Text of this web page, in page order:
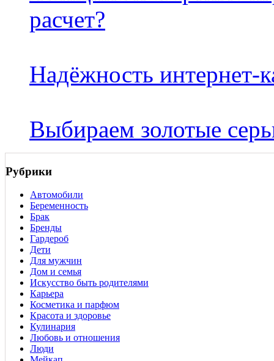
расчет?
Надёжность интернет-
Выбираем золотые
Рубрики
Автомобили
Беременность
Брак
Бренды
Гардероб
Дети
Для мужчин
Дом и семья
Искусство быть родителями
Карьера
Косметика и парфюм
Красота и здоровье
Кулинария
Любовь и отношения
Люди